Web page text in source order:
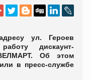
ул. Героев
дискаунт-
Об этом
в пресс-службе